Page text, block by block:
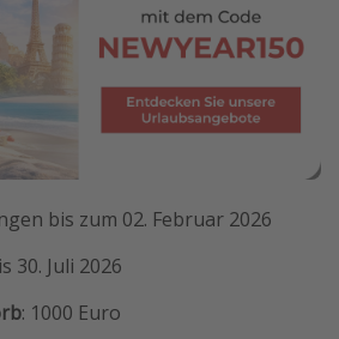
bis zum 02. Februar 2026
30. Juli 2026
: 1000 Euro